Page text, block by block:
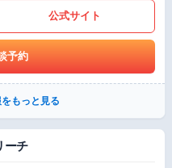
公式サイト
予約
もっと見る
ーチ